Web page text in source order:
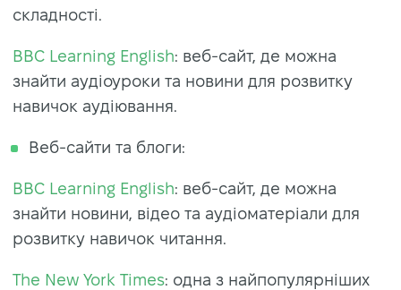
складності.
BBC Learning English: веб-сайт, де можна
знайти аудіоуроки та новини для розвитку
навичок аудіювання.
Веб-сайти та блоги:
BBC Learning English: веб-сайт, де можна
знайти новини, відео та аудіоматеріали для
розвитку навичок читання.
The New York Times: одна з найпопулярніших